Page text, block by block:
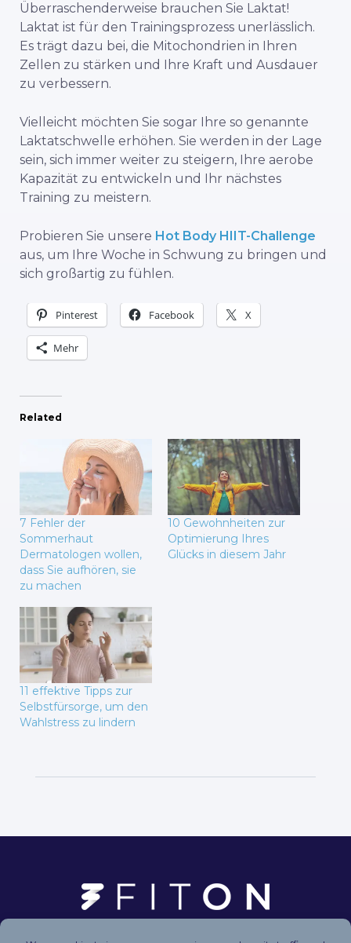
Überraschenderweise brauchen Sie Laktat!
Laktat ist für den Trainingsprozess unerlässlich.
Es trägt dazu bei, die Mitochondrien in Ihren
Zellen zu stärken und Ihre Kraft und Ausdauer
zu verbessern.
Vielleicht möchten Sie sogar Ihre so genannte
Laktatschwelle erhöhen. Sie werden in der Lage
sein, sich immer weiter zu steigern, Ihre aerobe
Kapazität zu entwickeln und Ihr nächstes
Training zu meistern.
Probieren Sie unsere Hot Body HIIT-Challenge
aus, um Ihre Woche in Schwung zu bringen und
sich großartig zu fühlen.
Pinterest Facebook X
Mehr
Related
7 Fehler der
Sommerhaut
Dermatologen wollen,
dass Sie aufhören, sie
zu machen
10 Gewohnheiten zur
Optimierung Ihres
Glücks in diesem Jahr
11 effektive Tipps zur
Selbstfürsorge, um den
Wahlstress zu lindern